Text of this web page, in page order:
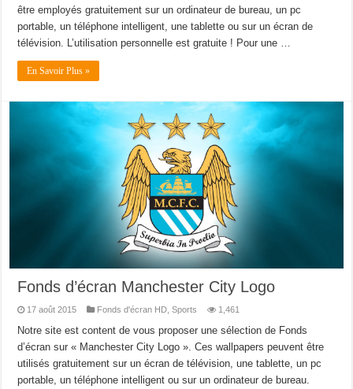
être employés gratuitement sur un ordinateur de bureau, un pc
portable, un téléphone intelligent, une tablette ou sur un écran de
télévision. L’utilisation personnelle est gratuite ! Pour une …
En Savoir Plus »
Fonds d’écran Manchester City Logo
17 août 2015 Fonds d'écran HD ,Sports 1,461
Notre site est content de vous proposer une sélection de Fonds
d’écran sur « Manchester City Logo ». Ces wallpapers peuvent être
utilisés gratuitement sur un écran de télévision, une tablette, un pc
portable, un téléphone intelligent ou sur un ordinateur de bureau.